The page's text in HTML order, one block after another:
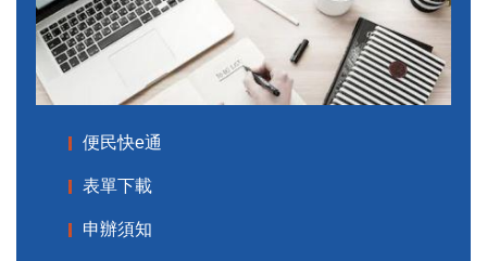
便民快e通
表單下載
申辦須知